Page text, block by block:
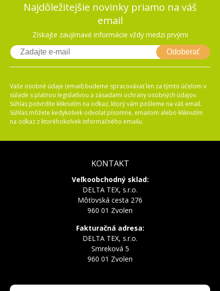
Najdôležitejšie novinky priamo na váš
email
Získajte zaujímavé informácie vždy medzi prvými
Odoberať
Vaše osobné údaje (email) budeme spracovávať len za týmto účelom v
súlade s platnou legislatívou a zásadami ochrany osobných údajov.
Súhlas potvrdíte kliknutím na odkaz, ktorý vám pošleme na váš email.
Súhlas môžete kedykoľvek odvolať písomne, emailom alebo kliknutím
na odkaz z ktoréhokoľvek informačného emailu.
KONTAKT
Veľkoobchodný sklad:
DELTA TEX, s.r.o.
Môťovská cesta 276
960 01 Zvolen
Fakturačná adresa:
DELTA TEX, s.r.o.
Smreková 5
960 01 Zvolen